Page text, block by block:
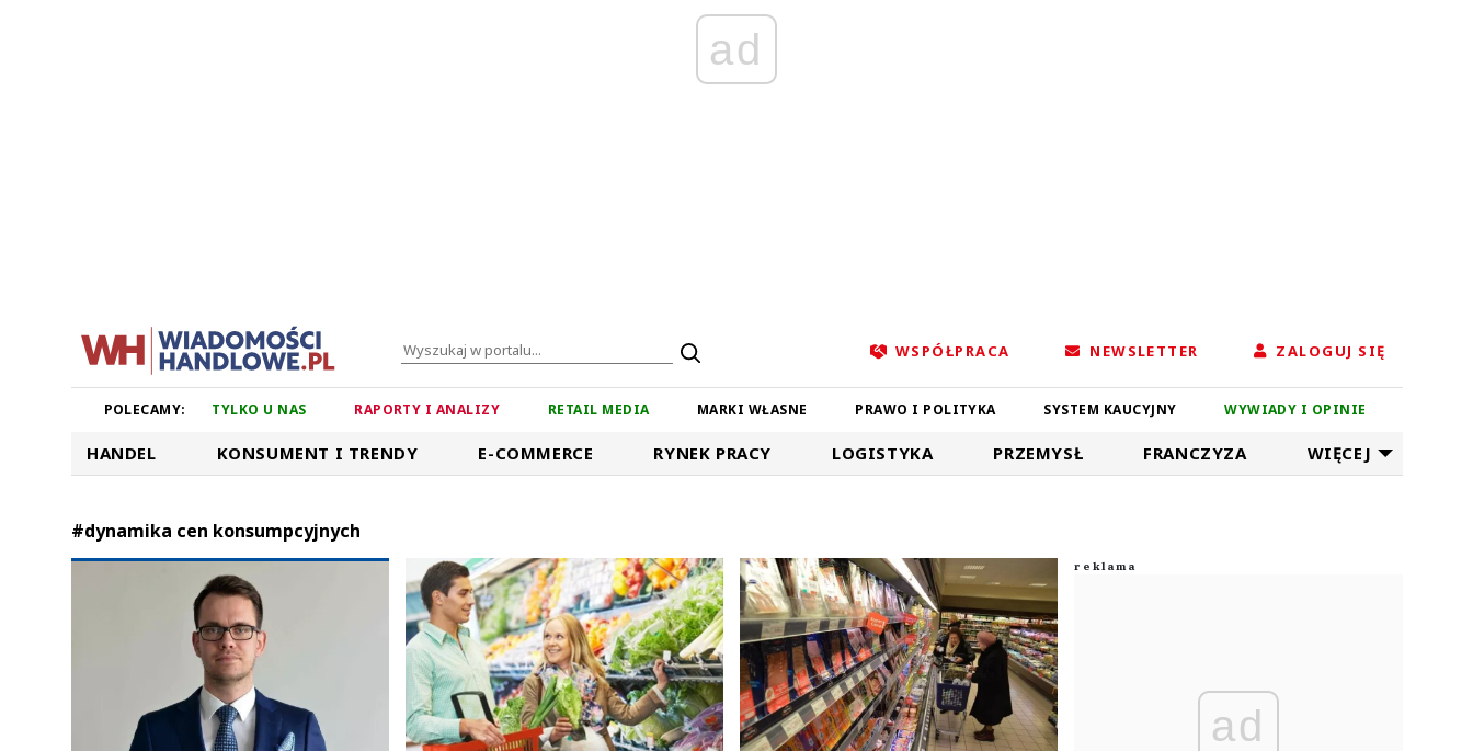
ad
WSPÓŁPRACA NEWSLETTER ZALOGUJ SIĘ
POLECAMY: TYLKO U NAS RAPORTY I ANALIZY RETAIL MEDIA MARKI WŁASNE PRAWO I POLITYKA SYSTEM KAUCYJNY WYWIADY I OPINIE
HANDEL KONSUMENT I TRENDY E-COMMERCE RYNEK PRACY LOGISTYKA PRZEMYSŁ FRANCZYZA WIĘCEJ
#dynamika cen konsumpcyjnych
ad